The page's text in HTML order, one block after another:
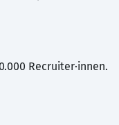
Recruiter·innen.